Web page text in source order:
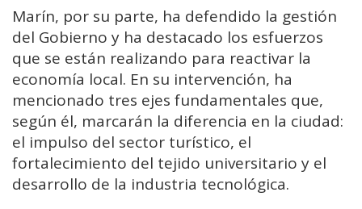
Marín, por su parte, ha defendido la gestión
del Gobierno y ha destacado los esfuerzos
que se están realizando para reactivar la
economía local. En su intervención, ha
mencionado tres ejes fundamentales que,
según él, marcarán la diferencia en la ciudad:
el impulso del sector turístico, el
fortalecimiento del tejido universitario y el
desarrollo de la industria tecnológica.